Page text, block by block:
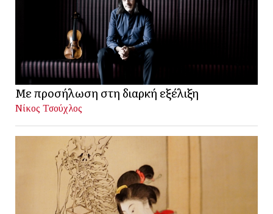
Με προσήλωση στη διαρκή εξέλιξη
Νίκος Τσούχλος